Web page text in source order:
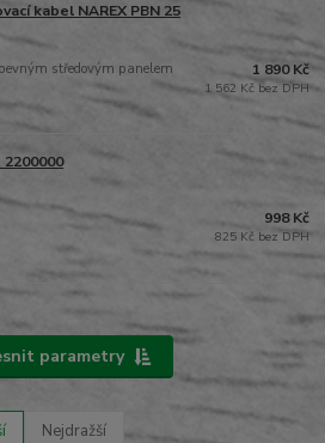
kabel NAREX PBN 25
středovým panelem 1 890 Kč
1 562 Kč bez DPH
998 Kč
825 Kč bez DPH
parametry
Nejdražší